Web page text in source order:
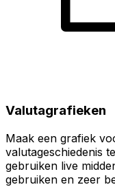
Valutagrafieken
Maak een grafiek
valutageschiedenis
gebruiken live
gebruiken en zeer